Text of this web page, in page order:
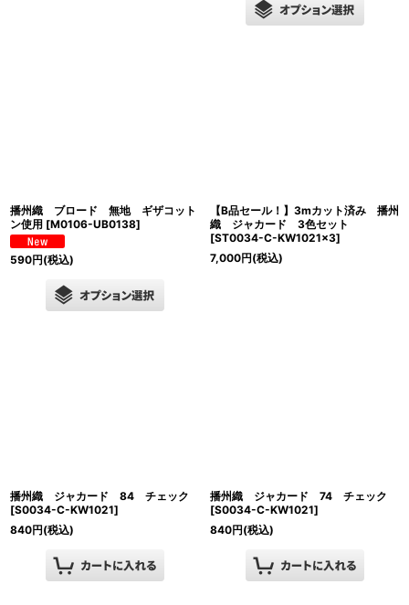
播州織 ブロード 無地 ギザコット
ン使用 [M0106-UB0138]
590円(税込)
【B品セール！】3mカット済み 播州
織 ジャカード 3色セット
[ST0034-C-KW1021×3]
7,000円(税込)
播州織 ジャカード 84 チェック
[S0034-C-KW1021]
840円(税込)
播州織 ジャカード 74 チェック
[S0034-C-KW1021]
840円(税込)